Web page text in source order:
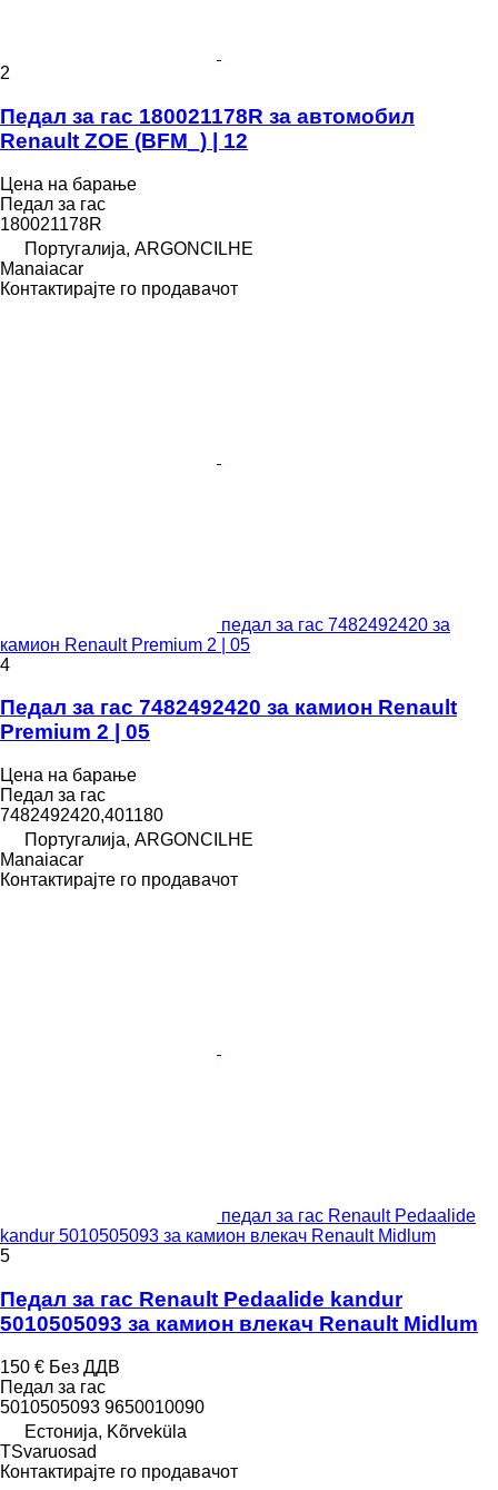
2
Педал за гас 180021178R за aвтомобил
Renault ZOE (BFM_) | 12
Цена на барање
Педал за гас
180021178R
Португалија, ARGONCILHE
Manaiacar
Контактирајте го продавачот
педал за гас 7482492420 за
камион Renault Premium 2 | 05
4
Педал за гас 7482492420 за камион Renault
Premium 2 | 05
Цена на барање
Педал за гас
7482492420,401180
Португалија, ARGONCILHE
Manaiacar
Контактирајте го продавачот
педал за гас Renault Pedaalide
kandur 5010505093 за камион влекач Renault Midlum
5
Педал за гас Renault Pedaalide kandur
5010505093 за камион влекач Renault Midlum
150 € Без ДДВ
Педал за гас
5010505093 9650010090
Естонија, Kõrveküla
TSvaruosad
Контактирајте го продавачот